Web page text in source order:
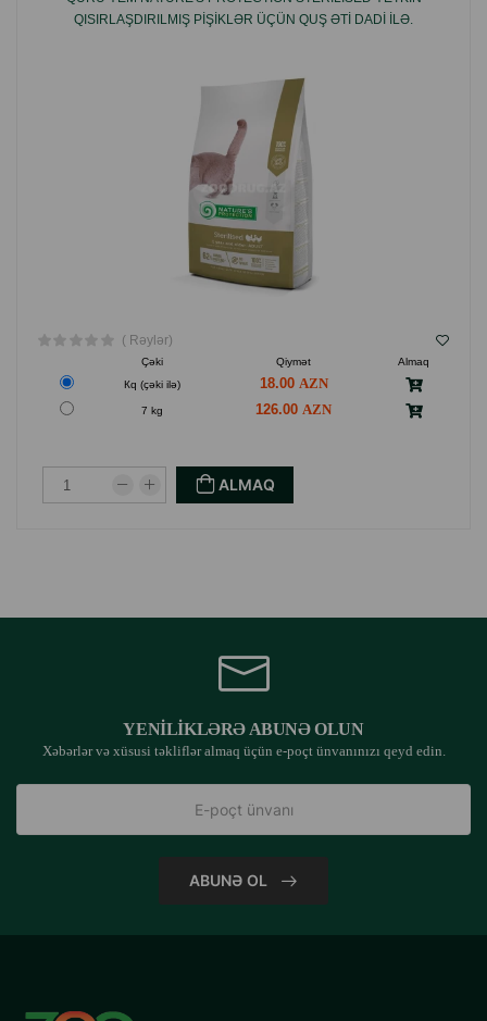
QISIRLAŞDIRILMIŞ PIŞIKLƏR ÜÇÜN QUŞ ƏTI DADI ILƏ.
( Rəylər)
Çəki Qiymət
Almaq
Кq (çəki ilə)
18.00
7 kg 126.00
ALMAQ
YENILIKLƏRƏ ABUNƏ OLUN
Xəbərlər və xüsusi təkliflər almaq üçün e-poçt ünvanınızı qeyd edin.
ABUNƏ OL